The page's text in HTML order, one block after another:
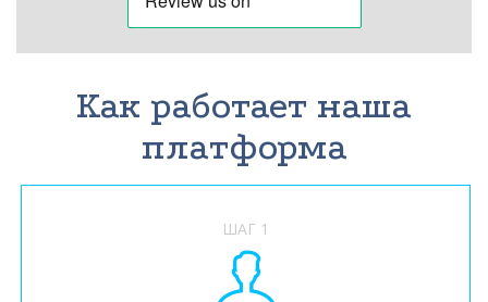
Как работает наша
платформа
ШАГ 1